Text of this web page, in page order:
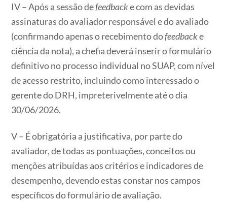
IV – Após a sessão defeedbacke com as devidas
assinaturas do avaliador responsável e do avaliado
(confirmando apenas o recebimento dofeedbacke
ciência da nota), a chefia deverá inserir o formulário
definitivo no processo individual no SUAP, com nível
de acesso restrito, incluindo como interessado o
gerente do DRH, impreterivelmente até o dia
30/06/2026.
V – É obrigatória a justificativa, por parte do
avaliador, de todas as pontuações, conceitos ou
menções atribuídas aos critérios e indicadores de
desempenho, devendo estas constar nos campos
específicos do formulário de avaliação.